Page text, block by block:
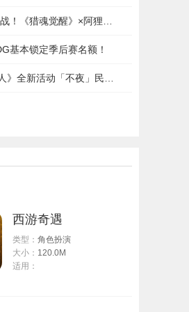
基本锁定季后赛名额！
西游奇遇
类型： 角色扮演
大小： 120.0M
适用：